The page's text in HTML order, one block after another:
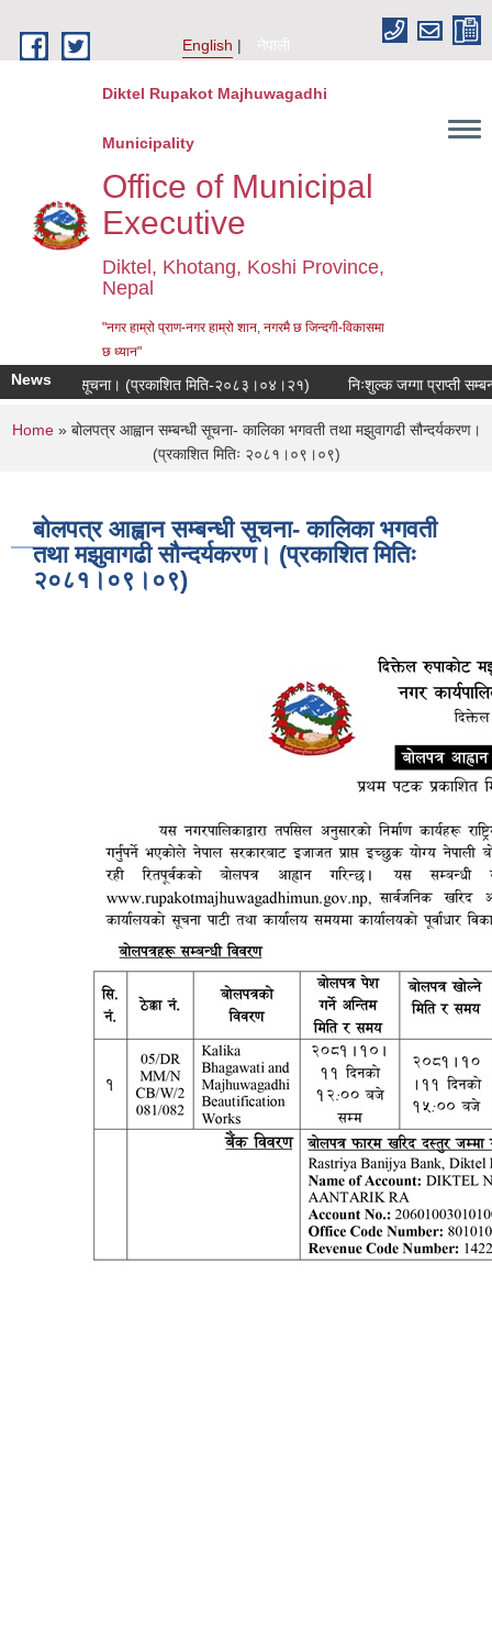
English
नेपाली
Diktel Rupakot Majhuwagadhi
Municipality
Office of Municipal
Executive
Diktel, Khotang, Koshi Province,
Nepal
"नगर हाम्रो प्राण-नगर हाम्रो शान, नगरमै छ जिन्दगी-विकासमा
छ ध्यान"
News सूचना। (प्रकाशित मिति-२०८३।०४।२१) निःशुल्क जग्गा प्राप्ती
You are here
Home» बोलपत्र आह्वान सम्बन्धी सूचना- कालिका भगवती तथा मझुवागढी सौन्दर्यकरण।
(प्रकाशित मितिः २०८१।०९।०९)
बोलपत्र आह्वान सम्बन्धी सूचना- कालिका भगवती
तथा मझुवागढी सौन्दर्यकरण। (प्रकाशित मितिः
२०८१।०९।०९)